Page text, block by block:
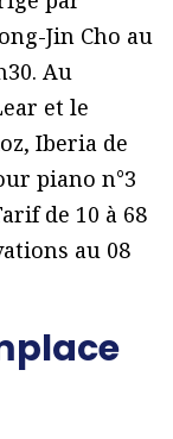
Jin Cho au
Au
et le
Iberia de
piano n°3
de 10 à 68
au 08